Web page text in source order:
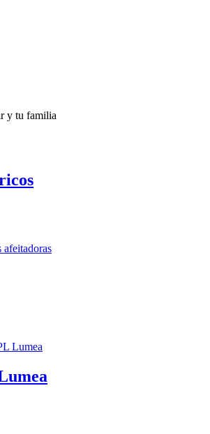
y tu familia
afeitadoras
Lumea